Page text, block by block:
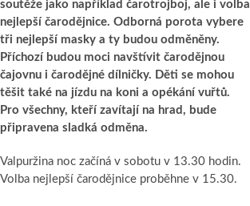
soutěže jako například čarotrojboj, ale i volba
nejlepší čarodějnice. Odborná porota vybere
tři nejlepší masky a ty budou odměněny.
Příchozí budou moci navštívit čarodějnou
čajovnu i čarodějné dílničky. Děti se mohou
těšit také na jízdu na koni a opékání vuřtů.
Pro všechny, kteří zavítají na hrad, bude
připravena sladká odměna.
Valpuržina noc začíná v sobotu v 13.30 hodin.
Volba nejlepší čarodějnice proběhne v 15.30.